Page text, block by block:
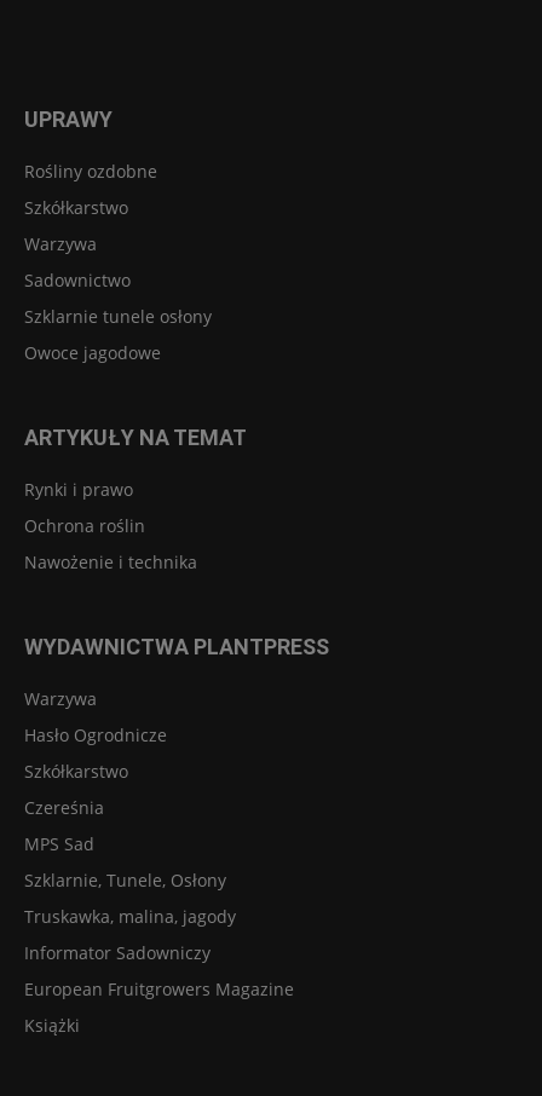
UPRAWY
Rośliny ozdobne
Szkółkarstwo
Warzywa
Sadownictwo
Szklarnie tunele osłony
Owoce jagodowe
ARTYKUŁY NA TEMAT
Rynki i prawo
Ochrona roślin
Nawożenie i technika
WYDAWNICTWA PLANTPRESS
Warzywa
Hasło Ogrodnicze
Szkółkarstwo
Czereśnia
MPS Sad
Szklarnie, Tunele, Osłony
Truskawka, malina, jagody
Informator Sadowniczy
European Fruitgrowers Magazine
Książki